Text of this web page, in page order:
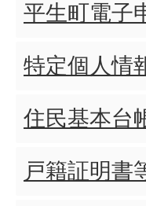
平生町電子
特定個人情
住民基本台
戸籍証明書